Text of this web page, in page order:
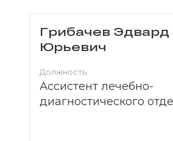
Грибачев Эдвард
Юрьевич
Должность
Ассистент лечебно-
диагностического